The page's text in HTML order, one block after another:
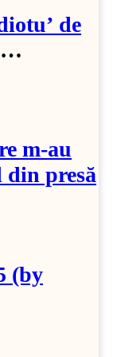
de
m-au
din presă
(by